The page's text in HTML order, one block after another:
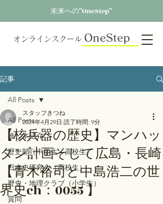
未来への”OneStep”
オンラインスクール OneStep
記事
All Posts
推し本紹介
歴史部（中学生～高校生）
日本史研究会（高校生）
歴史・地理クラブ（小学生）
質問
All Posts
【核兵器の歴史】マンハッ
タン計画そして広島・長崎
【青木裕司と中島浩二の世
界史ch：0055 】
スタッフきつね
2024年4月29日 読了時間: 9分